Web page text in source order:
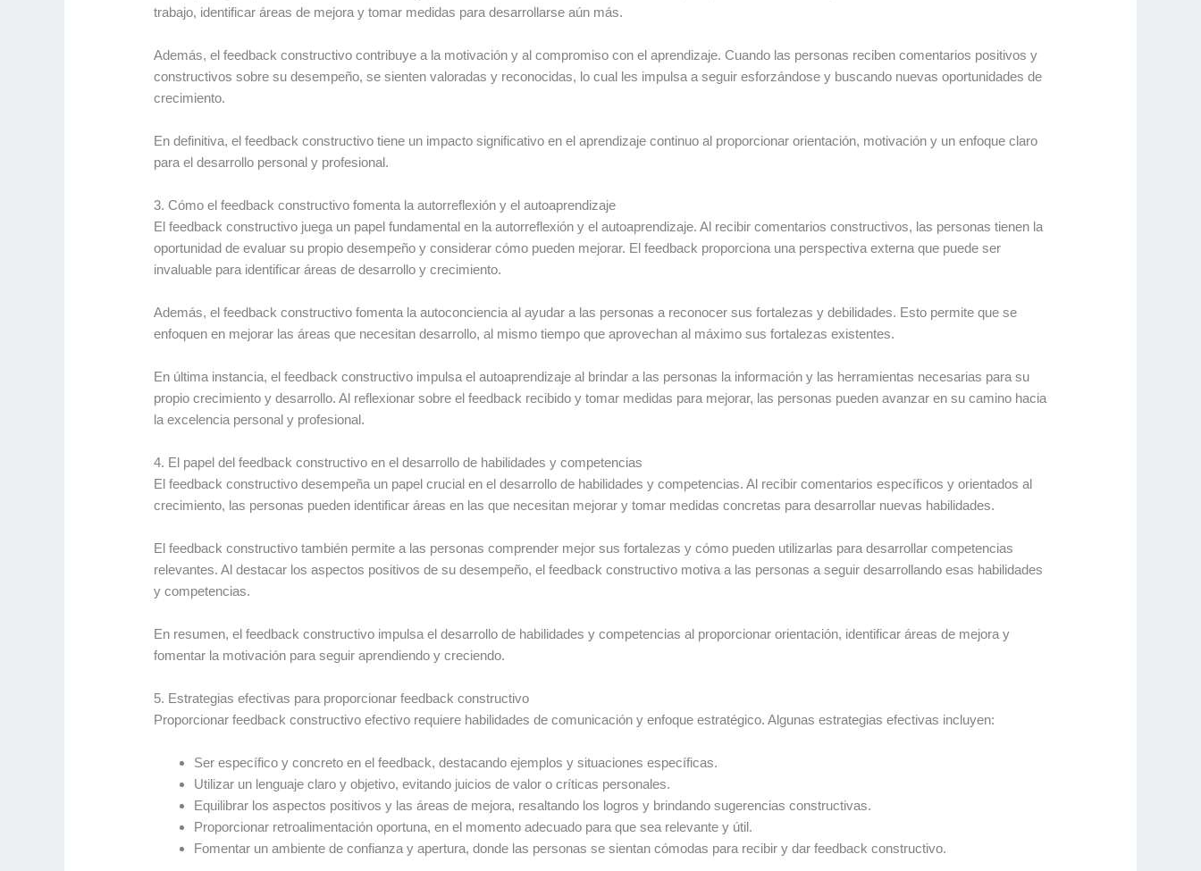
trabajo, identificar áreas de mejora y tomar medidas para desarrollarse aún más.
Además, el feedback constructivo contribuye a la motivación y al compromiso con el aprendizaje. Cuando las personas reciben comentarios positivos y
constructivos sobre su desempeño, se sienten valoradas y reconocidas, lo cual les impulsa a seguir esforzándose y buscando nuevas oportunidades de
crecimiento.
En definitiva, el feedback constructivo tiene un impacto significativo en el aprendizaje continuo al proporcionar orientación, motivación y un enfoque claro
para el desarrollo personal y profesional.
3. Cómo el feedback constructivo fomenta la autorreflexión y el autoaprendizaje
El feedback constructivo juega un papel fundamental en la autorreflexión y el autoaprendizaje. Al recibir comentarios constructivos, las personas tienen la
oportunidad de evaluar su propio desempeño y considerar cómo pueden mejorar. El feedback proporciona una perspectiva externa que puede ser
invaluable para identificar áreas de desarrollo y crecimiento.
Además, el feedback constructivo fomenta la autoconciencia al ayudar a las personas a reconocer sus fortalezas y debilidades. Esto permite que se
enfoquen en mejorar las áreas que necesitan desarrollo, al mismo tiempo que aprovechan al máximo sus fortalezas existentes.
En última instancia, el feedback constructivo impulsa el autoaprendizaje al brindar a las personas la información y las herramientas necesarias para su
propio crecimiento y desarrollo. Al reflexionar sobre el feedback recibido y tomar medidas para mejorar, las personas pueden avanzar en su camino hacia
la excelencia personal y profesional.
4. El papel del feedback constructivo en el desarrollo de habilidades y competencias
El feedback constructivo desempeña un papel crucial en el desarrollo de habilidades y competencias. Al recibir comentarios específicos y orientados al
crecimiento, las personas pueden identificar áreas en las que necesitan mejorar y tomar medidas concretas para desarrollar nuevas habilidades.
El feedback constructivo también permite a las personas comprender mejor sus fortalezas y cómo pueden utilizarlas para desarrollar competencias
relevantes. Al destacar los aspectos positivos de su desempeño, el feedback constructivo motiva a las personas a seguir desarrollando esas habilidades
y competencias.
En resumen, el feedback constructivo impulsa el desarrollo de habilidades y competencias al proporcionar orientación, identificar áreas de mejora y
fomentar la motivación para seguir aprendiendo y creciendo.
5. Estrategias efectivas para proporcionar feedback constructivo
Proporcionar feedback constructivo efectivo requiere habilidades de comunicación y enfoque estratégico. Algunas estrategias efectivas incluyen:
Ser específico y concreto en el feedback, destacando ejemplos y situaciones específicas.
Utilizar un lenguaje claro y objetivo, evitando juicios de valor o críticas personales.
Equilibrar los aspectos positivos y las áreas de mejora, resaltando los logros y brindando sugerencias constructivas.
Proporcionar retroalimentación oportuna, en el momento adecuado para que sea relevante y útil.
Fomentar un ambiente de confianza y apertura, donde las personas se sientan cómodas para recibir y dar feedback constructivo.